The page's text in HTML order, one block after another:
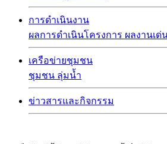
การดำเนินงาน
ผลการดำเนินโครงการ ผลงานเด่
เครือข่ายชุมชน
ชุมชน ลุ่มน้ำ
ข่าวสารและกิจกรรม